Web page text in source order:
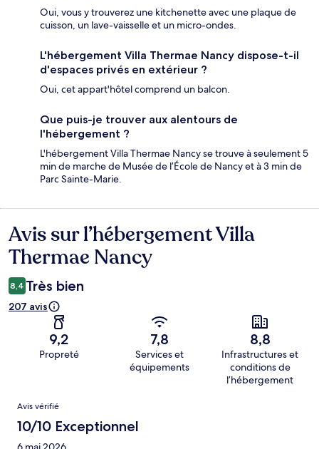
Oui, vous y trouverez une kitchenette avec une plaque de
cuisson, un lave-vaisselle et un micro-ondes.
L'hébergement Villa Thermae Nancy dispose-t-il
d'espaces privés en extérieur ?
Oui, cet appart'hôtel comprend un balcon.
Que puis-je trouver aux alentours de
l'hébergement ?
L'hébergement Villa Thermae Nancy se trouve à seulement 5
min de marche de Musée de l’École de Nancy et à 3 min de
Parc Sainte-Marie.
Avis
Avis sur l’hébergement Villa
Thermae Nancy
8,4 Très bien
207 avis
9,2
Propreté
7,8
Services et
équipements
8,8
Infrastructures et
conditions de
l’hébergement
Avis
Avis vérifié
10/10 Exceptionnel